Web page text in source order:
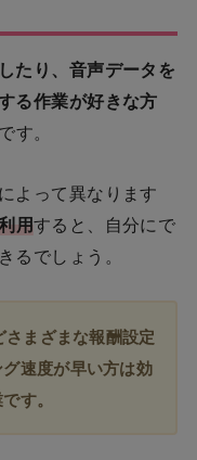
たり、音声データを
る作業が好きな方
です。
よって異なります
用すると、自分にで
るでしょう。
さまざまな報酬設定
速度が早い方は効
す。